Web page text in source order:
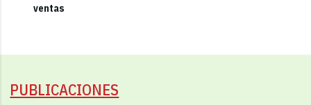
ventas
PUBLICACIONES